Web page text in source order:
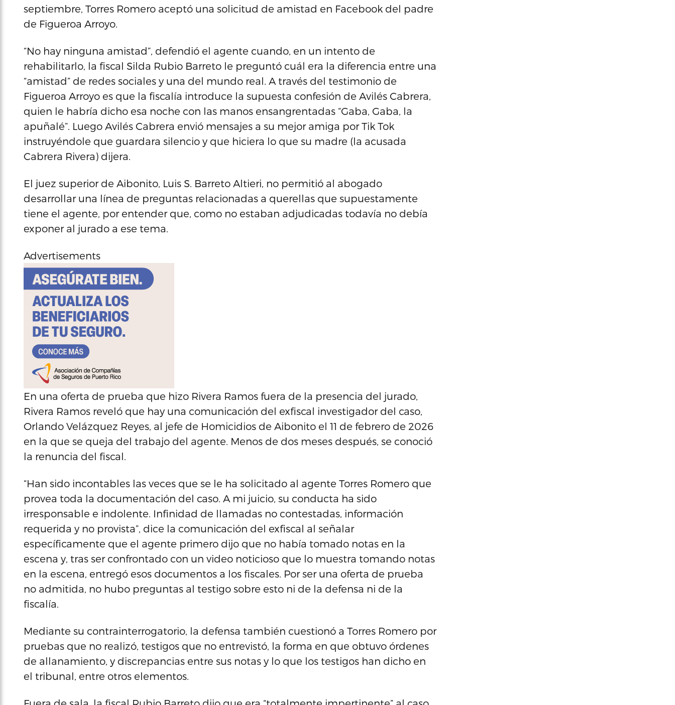
septiembre, Torres Romero aceptó una solicitud de amistad en Facebook del padre
de Figueroa Arroyo.
“No hay ninguna amistad”, defendió el agente cuando, en un intento de
rehabilitarlo, la fiscal Silda Rubio Barreto le preguntó cuál era la diferencia entre una
“amistad” de redes sociales y una del mundo real. A través del testimonio de
Figueroa Arroyo es que la fiscalía introduce la supuesta confesión de Avilés Cabrera,
quien le habría dicho esa noche con las manos ensangrentadas “Gaba, Gaba, la
apuñalé”. Luego Avilés Cabrera envió mensajes a su mejor amiga por Tik Tok
instruyéndole que guardara silencio y que hiciera lo que su madre (la acusada
Cabrera Rivera) dijera.
El juez superior de Aibonito, Luis S. Barreto Altieri, no permitió al abogado
desarrollar una línea de preguntas relacionadas a querellas que supuestamente
tiene el agente, por entender que, como no estaban adjudicadas todavía no debía
exponer al jurado a ese tema.
Advertisements
En una oferta de prueba que hizo Rivera Ramos fuera de la presencia del jurado,
Rivera Ramos reveló que hay una comunicación del exfiscal investigador del caso,
Orlando Velázquez Reyes, al jefe de Homicidios de Aibonito el 11 de febrero de 2026
en la que se queja del trabajo del agente. Menos de dos meses después, se conoció
la renuncia del fiscal.
“Han sido incontables las veces que se le ha solicitado al agente Torres Romero que
provea toda la documentación del caso. A mi juicio, su conducta ha sido
irresponsable e indolente. Infinidad de llamadas no contestadas, información
requerida y no provista”, dice la comunicación del exfiscal al señalar
específicamente que el agente primero dijo que no había tomado notas en la
escena y, tras ser confrontado con un video noticioso que lo muestra tomando notas
en la escena, entregó esos documentos a los fiscales. Por ser una oferta de prueba
no admitida, no hubo preguntas al testigo sobre esto ni de la defensa ni de la
fiscalía.
Mediante su contrainterrogatorio, la defensa también cuestionó a Torres Romero por
pruebas que no realizó, testigos que no entrevistó, la forma en que obtuvo órdenes
de allanamiento, y discrepancias entre sus notas y lo que los testigos han dicho en
el tribunal, entre otros elementos.